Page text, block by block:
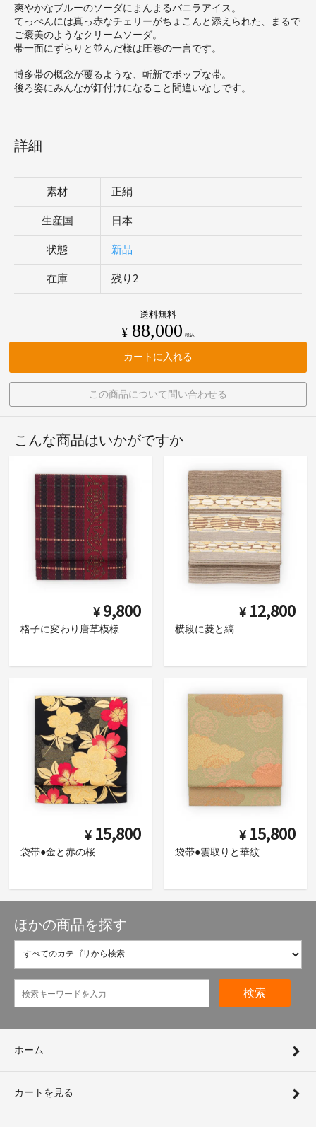
爽やかなブルーのソーダにまんまるバニラアイス。
てっぺんには真っ赤なチェリーがちょこんと添えられた、まるで
ご褒美のようなクリームソーダ。
帯一面にずらりと並んだ様は圧巻の一言です。
博多帯の概念が覆るような、斬新でポップな帯。
後ろ姿にみんなが釘付けになること間違いなしです。
詳細
素材 正絹
生産国 日本
状態 新品
在庫 残り2
送料無料
¥ 88,000 税込
カートに入れる
この商品について問い合わせる
こんな商品はいかがですか
¥ 9,800
格子に変わり唐草模様
¥ 12,800
横段に菱と縞
¥ 15,800
袋帯●金と赤の桜
¥ 15,800
袋帯●雲取りと華紋
ほかの商品を探す
検索
ホーム
カートを見る